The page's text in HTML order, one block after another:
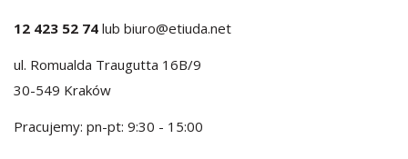
12 423 52 74 lub biuro@etiuda.net
ul. Romualda Traugutta 16B/9
30-549 Kraków
Pracujemy: pn-pt: 9:30 - 15:00